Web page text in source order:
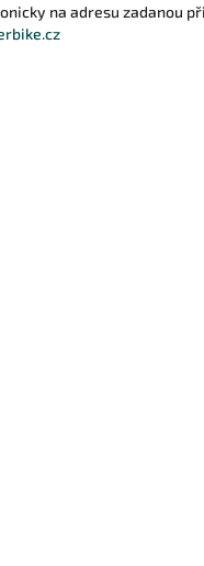
na adresu zadanou